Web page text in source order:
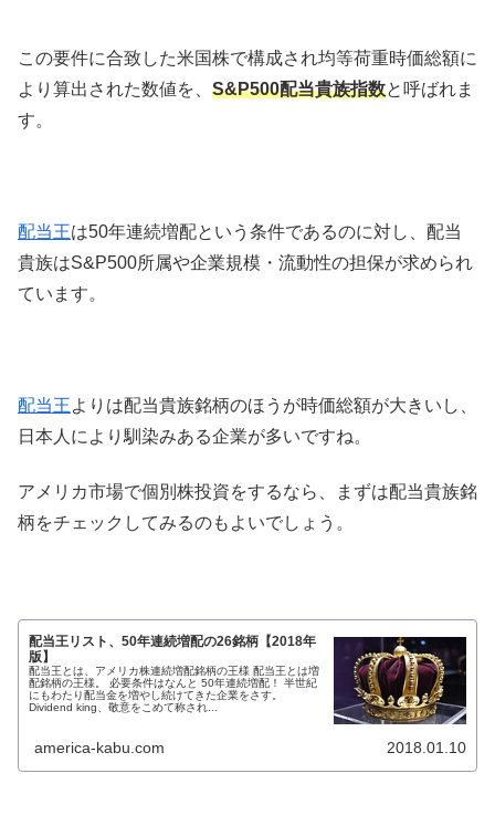
この要件に合致した米国株で構成され均等荷重時価総額に
より算出された数値を、 S&P500配当貴族指数と呼ばれま
す。
配当王は50年連続増配という条件であるのに対し、配当
貴族はS&P500所属や企業規模・流動性の担保が求められ
ています。
配当王よりは配当貴族銘柄のほうが時価総額が大きいし、
日本人により馴染みある企業が多いですね。
アメリカ市場で個別株投資をするなら、まずは配当貴族銘
柄をチェックしてみるのもよいでしょう。
配当王リスト、50年連続増配の26銘柄【2018年
版】
配当王とは、アメリカ株連続増配銘柄の王様 配当王とは増
配銘柄の王様。 必要条件はなんと 50年連続増配！ 半世紀
にもわたり配当金を増やし続けてきた企業をさす。
Dividend king、敬意をこめて称され...
america-kabu.com 2018.01.10